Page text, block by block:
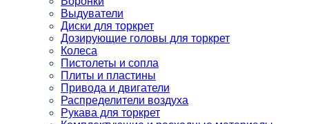
Выдуватели
Диски для торкрет
Дозирующие головы для торкрет
Колеса
Пистолеты и сопла
Плиты и пластины
Привода и двигатели
Распределители воздуха
Рукава для торкрет